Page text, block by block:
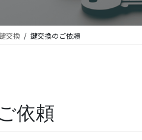
交換 鍵交換のご依頼
依頼